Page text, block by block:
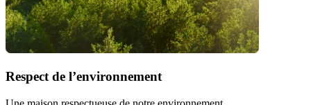
Respect de l’environnement